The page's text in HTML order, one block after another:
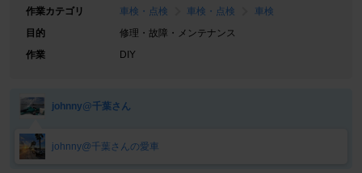
作業カテゴリ
車検・点検 車検・点検
車検
目的
修理・故障・メンテナンス
作業
DIY
johnny@千葉さん
johnny@千葉さんの愛車